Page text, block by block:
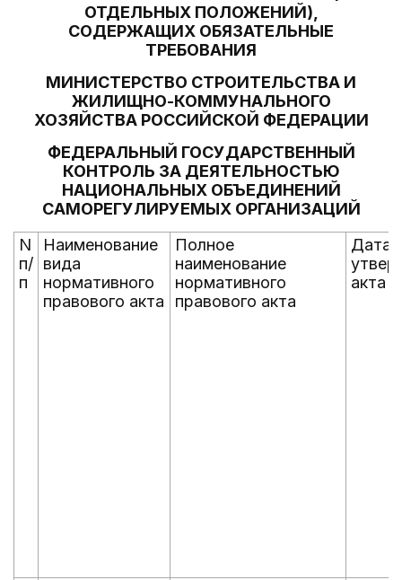
ОТДЕЛЬНЫХ ПОЛОЖЕНИЙ),
СОДЕРЖАЩИХ ОБЯЗАТЕЛЬНЫЕ
ТРЕБОВАНИЯ
МИНИСТЕРСТВО СТРОИТЕЛЬСТВА И
ЖИЛИЩНО-КОММУНАЛЬНОГО
ХОЗЯЙСТВА РОССИЙСКОЙ ФЕДЕРАЦИИ
ФЕДЕРАЛЬНЫЙ ГОСУДАРСТВЕННЫЙ
КОНТРОЛЬ ЗА ДЕЯТЕЛЬНОСТЬЮ
НАЦИОНАЛЬНЫХ ОБЪЕДИНЕНИЙ
САМОРЕГУЛИРУЕМЫХ ОРГАНИЗАЦИЙ
N
п/
п
Наименование
вида
нормативного
правового акта
Полное
наименование
нормативного
правового акта
Дата
акта